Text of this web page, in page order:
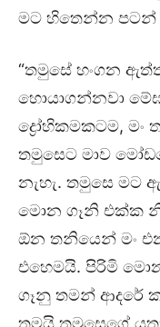
මට හිතෙන්න පටන්
“තමුසේ හංගන
හොයාගන්නවා
ද්‍රෝහිකමකටම, මං
තමුසෙට මාව
නැහැ. තමුසෙ මට
මොන ගෑනි එක්ක
ඕන තනියෙන් මං
එහෙමයි. පිරිමි
ගෑනු තමන් ආදරේ
තමයි තමුසෙගේ